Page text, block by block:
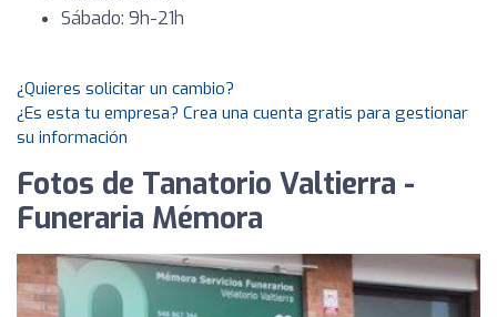
Sábado: 9h-21h
¿Quieres solicitar un cambio?
¿Es esta tu empresa? Crea una cuenta gratis para gestionar
su información
Fotos de Tanatorio Valtierra -
Funeraria Mémora